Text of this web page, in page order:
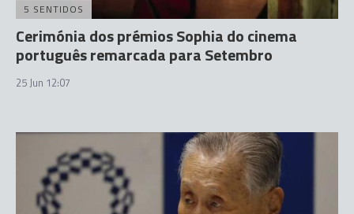
5 SENTIDOS
Cerimónia dos prémios Sophia do cinema
português remarcada para Setembro
25 Jun 12:07